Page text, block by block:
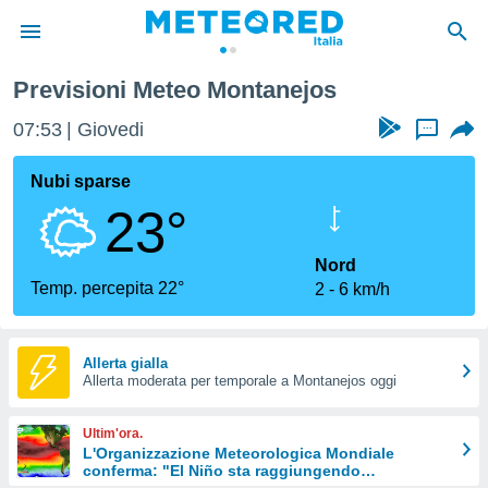
di
per
le
di
Web
le
Previsioni Meteo Montanejos
07:53 Giovedi ...
Nubi sparse
23°
Temp. percepita 22°
Nord
2
6 km/h
Allerta gialla
Allerta moderata per temporale a Montanejos oggi
Ultim'ora.
L'Organizzazione Meteorologica Mondiale
conferma: "El Niño sta raggiungendo